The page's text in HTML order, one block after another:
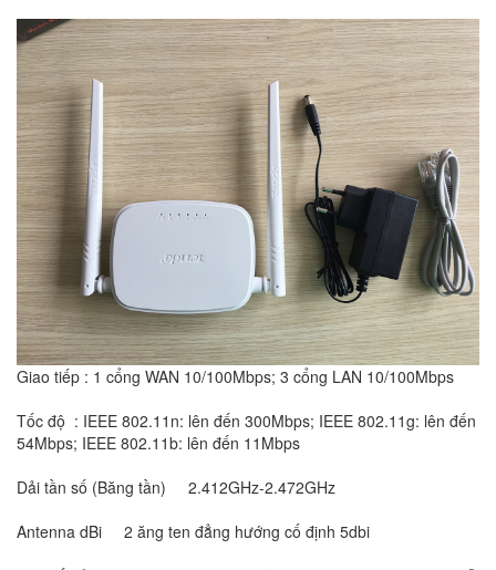
Giao tiếp : 1 cổng WAN 10/100Mbps; 3 cổng LAN 10/100Mbps
Tốc độ : IEEE 802.11n: lên đến 300Mbps; IEEE 802.11g: lên đến
54Mbps; IEEE 802.11b: lên đến 11Mbps
Dải tần số (Băng tần) 2.412GHz-2.472GHz
Antenna dBi 2 ăng ten đẳng hướng cố định 5dbi